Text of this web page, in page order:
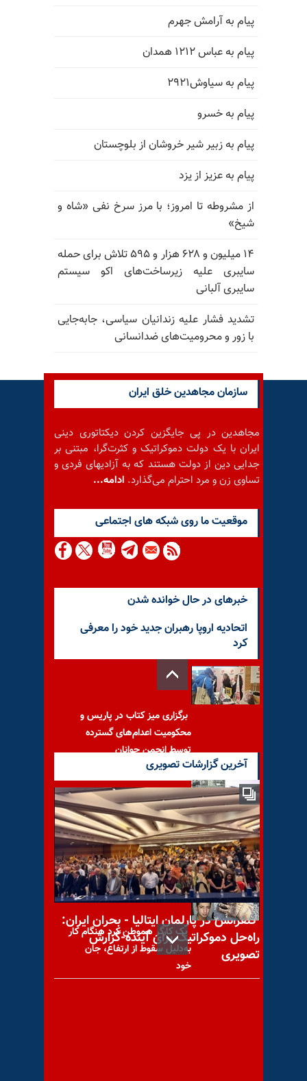
پیام به آرامش جهرم
پیام به عباس ۱۲۱۲ همدان
پیام به سیاوش۲۹۲۱
پیام به خسرو
پیام به زبیر شیر خروشان از بلوچستان
پیام به عزیز از یزد
از مشروطه تا امروز؛ با مرز سرخ نفی «شاه و
شیخ»
۱۴ میلیون و ۶۲۸ هزار و ۵۹۵ تلاش برای حمله
سایبری علیه زیرساخت‌های اکو سیستم
سایبری آلبانی
تشدید فشار علیه زندانیان سیاسی، جابه‌جایی
با زور و محرومیت‌های ضدانسانی
سازمان مجاهدین خلق ایران
مجاهدین در پی جایگزین کردن دیکتاتوری دینی
ایران با یک دولت دموکراتیک و کثرت‌گرا، مبتنی بر
جدایی دین از دولت هستند که به آزادیهای فردی و
تساوی زن و مرد احترام می‌گذارد. ادامه...
موقعيت ما روى شبكه هاى اجتماعى
خبرهای در حال خوانده شدن
اتحادیه اروپا رهبران جدید خود را معرفی
کرد
برگزاری میز کتاب در پاریس و
محکومیت اعدام‌های گسترده
توسط انجمن جوانان
تجمع اعتراضی کشاورزان شوش
و شوشتر، کارگران ماشین‌سازی
تبریز و کارگران پیمانکاری
یک کارگر هموطن کرد هنگام کار
به‌دلیل سقوط از ارتفاع، جان
خود
آخرین گزارشات تصویری
کنفرانس در پارلمان ایتالیا - بحران ایران:
راه‌حل دموکراتیک برای آینده-گزارش
تصویری